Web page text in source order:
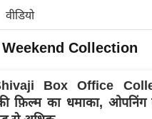
वीडियो
Collection
Box Office
फ़िल्म का धमाका, ओपनिंग